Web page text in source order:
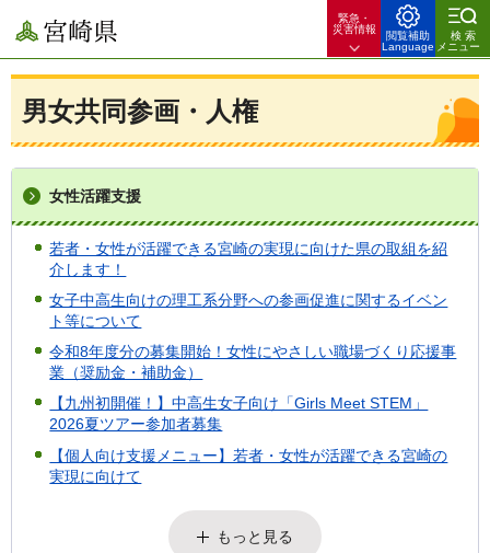
宮崎県
緊急・
災害情報
閲覧補助
Language
検索
メニュー
男女共同参画・人権
女性活躍支援
若者・女性が活躍できる宮崎の実現に向けた県の取組を紹
介します！
女子中高生向けの理工系分野への参画促進に関するイベン
ト等について
令和8年度分の募集開始！女性にやさしい職場づくり応援事
業（奨励金・補助金）
【九州初開催！】中高生女子向け「Girls Meet STEM」
2026夏ツアー参加者募集
【個人向け支援メニュー】若者・女性が活躍できる宮崎の
実現に向けて
もっと見る